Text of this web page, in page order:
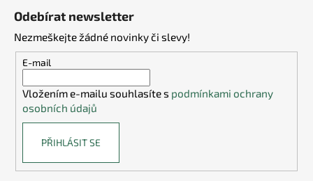
Odebírat newsletter
Nezmeškejte žádné novinky či slevy!
E-mail
Vložením e-mailu souhlasíte s podmínkami ochrany
osobních údajů
PŘIHLÁSIT SE